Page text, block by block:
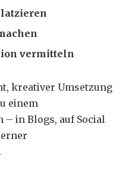
vermitteln
kreativer Umsetzung
einem
in Blogs, auf Social